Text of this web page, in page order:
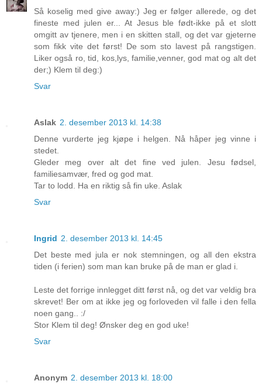
Så koselig med give away:) Jeg er følger allerede, og det
fineste med julen er... At Jesus ble født-ikke på et slott
omgitt av tjenere, men i en skitten stall, og det var gjeterne
som fikk vite det først! De som sto lavest på rangstigen.
Liker også ro, tid, kos,lys, familie,venner, god mat og alt det
der;) Klem til deg:)
Svar
Aslak 2. desember 2013 kl. 14:38
Denne vurderte jeg kjøpe i helgen. Nå håper jeg vinne i
stedet.
Gleder meg over alt det fine ved julen. Jesu fødsel,
familiesamvær, fred og god mat.
Tar to lodd. Ha en riktig så fin uke. Aslak
Svar
Ingrid 2. desember 2013 kl. 14:45
Det beste med jula er nok stemningen, og all den ekstra
tiden (i ferien) som man kan bruke på de man er glad i.
Leste det forrige innlegget ditt først nå, og det var veldig bra
skrevet! Ber om at ikke jeg og forloveden vil falle i den fella
noen gang.. :/
Stor Klem til deg! Ønsker deg en god uke!
Svar
Anonym 2. desember 2013 kl. 18:00